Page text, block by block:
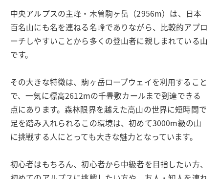
中央アルプスの主峰・ 木曽駒ヶ岳 （2956m）は、日本
百名山にも名を連ねる名峰でありながら、比較的アプロ
ーチしやすいことから多くの登山者に親しまれている山
です。
その大きな特徴は、駒ヶ岳ロープウェイを利用すること
で、一気に標高2612mの千畳敷カールまで到達できる
点にあります。森林限界を越えた高山の世界に短時間で
足を踏み入れられるこの環境は、初めて3000m級の山
に挑戦する人にとっても大きな魅力となっています。
初心者はもちろん、初心者から中級者を目指したい方、